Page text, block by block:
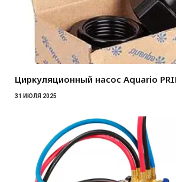
Циркуляционный насос Aquario
31 ИЮЛЯ 2025